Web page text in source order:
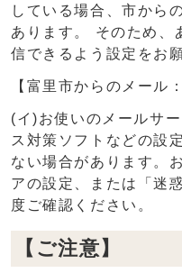
している場合、市から
あります。 そのため、
信できるよう設定をお
【富里市からのメー
(イ)お使いのメールサ
ス対策ソフトなどの設
ない場合があります。
アの設定、または「迷
度ご確認ください。
【ご注意】